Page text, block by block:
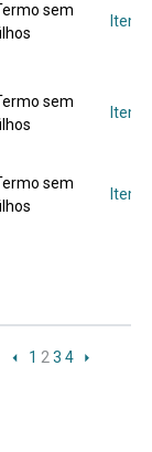
sem
Item
sem
Item
sem
Item
1 2 3 4